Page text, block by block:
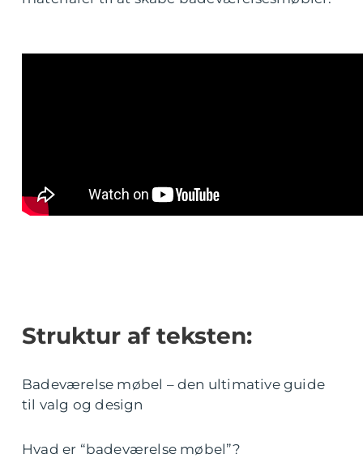
Struktur af teksten:
Badeværelse møbel – den ultimative guide
til valg og design
Hvad er “badeværelse møbel”?